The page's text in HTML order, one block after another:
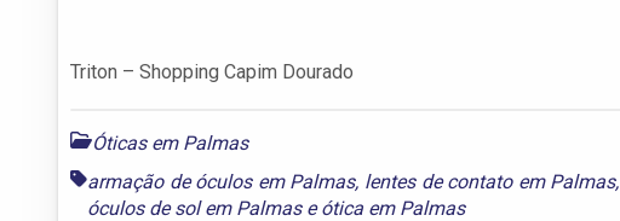
Triton – Shopping Capim Dourado
Óticas em Palmas
armação de óculos em Palmas, lentes de contato em Palmas,
óculos de sol em Palmaseótica em Palmas